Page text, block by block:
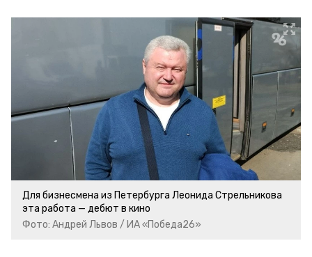
Для бизнесмена из Петербурга Леонида Стрельникова
эта работа — дебют в кино
Фото: Андрей Львов / ИА «Победа26»